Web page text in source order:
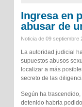
Ingresa en
abusar de
Noticia de 09 septiembre
La autoridad judicial
supuestos abusos
localizar a más
secreto de las
Según ha
detenido habría